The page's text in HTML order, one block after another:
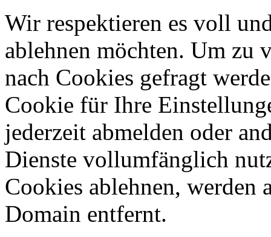
Wir respektieren es voll
ablehnen möchten. Um zu
nach Cookies gefragt
Cookie für Ihre
jederzeit abmelden oder
Dienste vollumfänglich
Cookies ablehnen, werden
Domain entfernt.